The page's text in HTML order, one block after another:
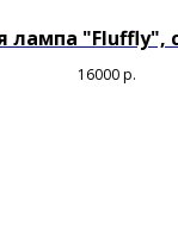
лампа "Fluffly",
16000 р.